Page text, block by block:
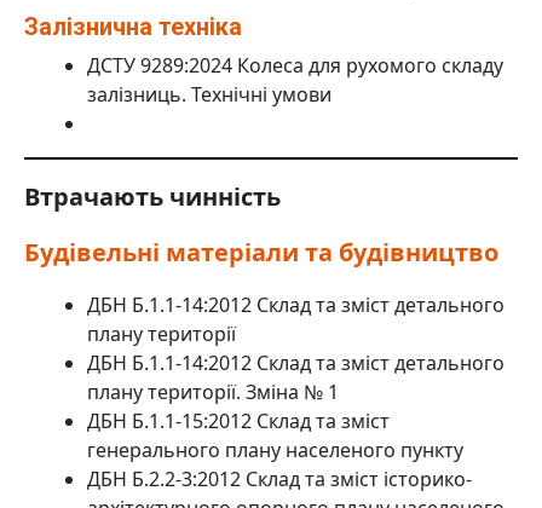
Залізнична техніка
ДСТУ 9289:2024 Колеса для рухомого складу
залізниць. Технічні умови
Втрачають чинність
Будівельні матеріали та будівництво
ДБН Б.1.1-14:2012 Склад та зміст детального
плану території
ДБН Б.1.1-14:2012 Склад та зміст детального
плану території. Зміна № 1
ДБН Б.1.1-15:2012 Склад та зміст
генерального плану населеного пункту
ДБН Б.2.2-3:2012 Склад та зміст історико-